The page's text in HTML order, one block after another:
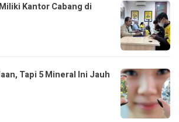
Kantor Cabang di
Tapi 5 Mineral Ini Jauh